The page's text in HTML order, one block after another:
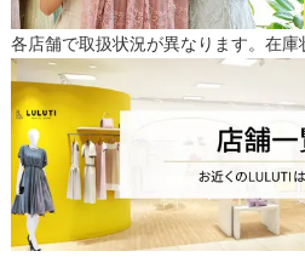
各店舗で取扱状況が異なります。在